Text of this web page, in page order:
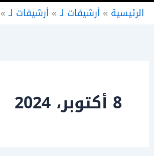
الرئيسية »أرشيفات لـ»أرشيفات لـ»
8 أكتوبر، 2024